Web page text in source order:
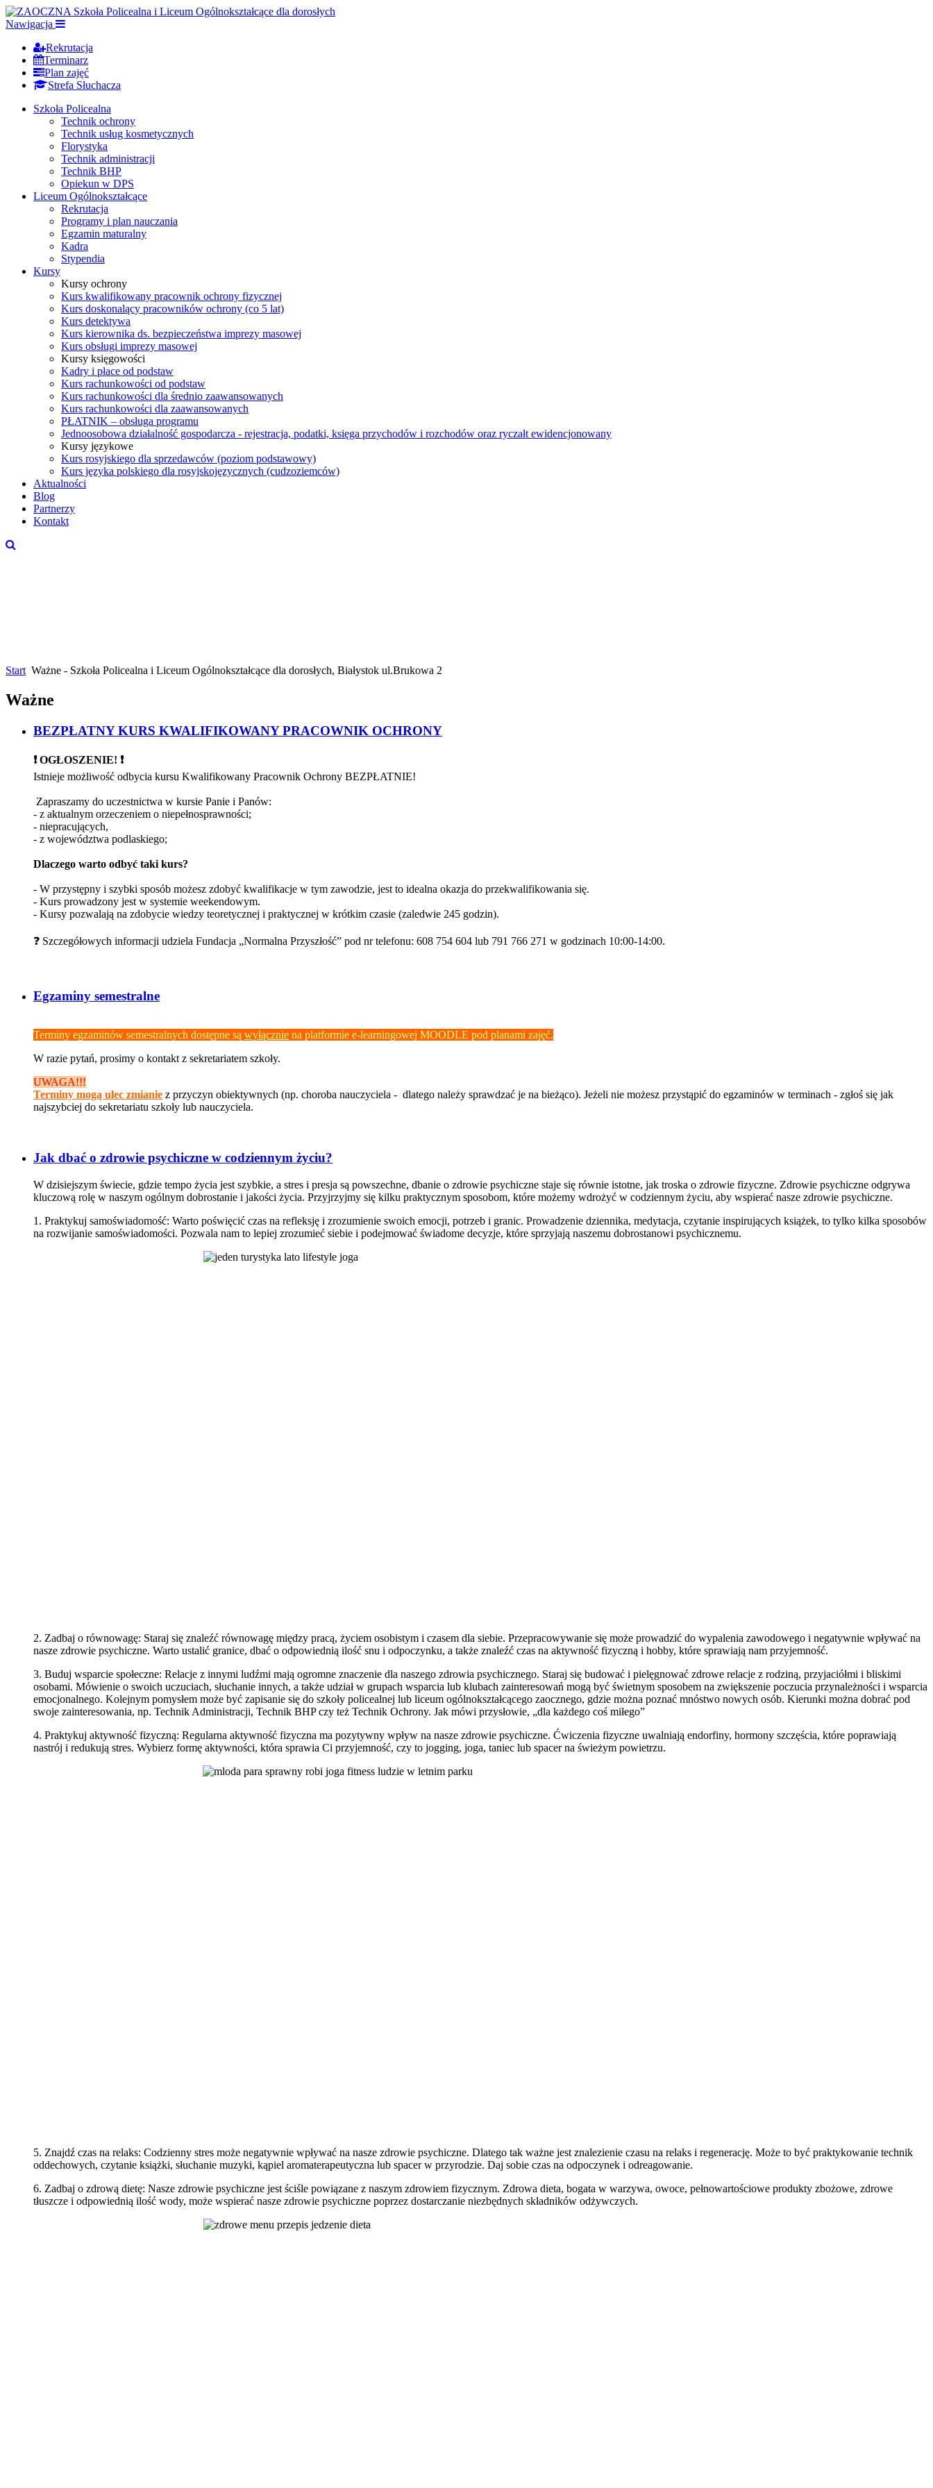
Nawigacja
Rekrutacja
Terminarz
Plan zajęć
Strefa Słuchacza
Szkoła Policealna
Technik ochrony
Technik usług kosmetycznych
Florystyka
Technik administracji
Technik BHP
Opiekun w DPS
Liceum Ogólnokształcące
Rekrutacja
Programy i plan nauczania
Egzamin maturalny
Kadra
Stypendia
Kursy
Kursy ochrony
Kurs kwalifikowany pracownik ochrony fizycznej
Kurs doskonalący pracowników ochrony (co 5 lat)
Kurs detektywa
Kurs kierownika ds. bezpieczeństwa imprezy masowej
Kurs obsługi imprezy masowej
Kursy księgowości
Kadry i płace od podstaw
Kurs rachunkowości od podstaw
Kurs rachunkowości dla średnio zaawansowanych
Kurs rachunkowości dla zaawansowanych
PŁATNIK – obsługa programu
Jednoosobowa działalność gospodarcza - rejestracja, podatki, księga przychodów i rozchodów oraz ryczałt ewidencjonowany
Kursy językowe
Kurs rosyjskiego dla sprzedawców (poziom podstawowy)
Kurs języka polskiego dla rosyjskojęzycznych (cudzoziemców)
Aktualności
Blog
Partnerzy
Kontakt
Start Ważne - Szkoła Policealna i Liceum Ogólnokształcące dla dorosłych, Białystok ul.Brukowa 2
Ważne
BEZPŁATNY KURS KWALIFIKOWANY PRACOWNIK OCHRONY
❗️ OGŁOSZENIE! ❗️
Istnieje możliwość odbycia kursu Kwalifikowany Pracownik Ochrony BEZPŁATNIE!
Zapraszamy do uczestnictwa w kursie Panie i Panów:
- z aktualnym orzeczeniem o niepełnosprawności;
- niepracujących,
- z województwa podlaskiego;
Dlaczego warto odbyć taki kurs?
- W przystępny i szybki sposób możesz zdobyć kwalifikacje w tym zawodzie, jest to idealna okazja do przekwalifikowania się.
- Kurs prowadzony jest w systemie weekendowym.
- Kursy pozwalają na zdobycie wiedzy teoretycznej i praktycznej w krótkim czasie (zaledwie 245 godzin).
❓ Szczegółowych informacji udziela Fundacja „Normalna Przyszłość” pod nr telefonu: 608 754 604 lub 791 766 271 w godzinach 10:00-14:00.
Egzaminy semestralne
Terminy egzaminów semestralnych dostępne są wyłącznie na platformie e-learningowej MOODLE pod planami zajęć.
W razie pytań, prosimy o kontakt z sekretariatem szkoły.
UWAGA!!!
Terminy mogą ulec zmianie z przyczyn obiektywnych (np. choroba nauczyciela - dlatego należy sprawdzać je na bieżąco). Jeżeli nie możesz przystąpić do egzaminów w terminach - zgłoś się jak
najszybciej do sekretariatu szkoły lub nauczyciela.
Jak dbać o zdrowie psychiczne w codziennym życiu?
W dzisiejszym świecie, gdzie tempo życia jest szybkie, a stres i presja są powszechne, dbanie o zdrowie psychiczne staje się równie istotne, jak troska o zdrowie fizyczne. Zdrowie psychiczne odgrywa
kluczową rolę w naszym ogólnym dobrostanie i jakości życia. Przyjrzyjmy się kilku praktycznym sposobom, które możemy wdrożyć w codziennym życiu, aby wspierać nasze zdrowie psychiczne.
1. Praktykuj samoświadomość: Warto poświęcić czas na refleksję i zrozumienie swoich emocji, potrzeb i granic. Prowadzenie dziennika, medytacja, czytanie inspirujących książek, to tylko kilka sposobów
na rozwijanie samoświadomości. Pozwala nam to lepiej zrozumieć siebie i podejmować świadome decyzje, które sprzyjają naszemu dobrostanowi psychicznemu.
2. Zadbaj o równowagę: Staraj się znaleźć równowagę między pracą, życiem osobistym i czasem dla siebie. Przepracowywanie się może prowadzić do wypalenia zawodowego i negatywnie wpływać na
nasze zdrowie psychiczne. Warto ustalić granice, dbać o odpowiednią ilość snu i odpoczynku, a także znaleźć czas na aktywność fizyczną i hobby, które sprawiają nam przyjemność.
3. Buduj wsparcie społeczne: Relacje z innymi ludźmi mają ogromne znaczenie dla naszego zdrowia psychicznego. Staraj się budować i pielęgnować zdrowe relacje z rodziną, przyjaciółmi i bliskimi
osobami. Mówienie o swoich uczuciach, słuchanie innych, a także udział w grupach wsparcia lub klubach zainteresowań mogą być świetnym sposobem na zwiększenie poczucia przynależności i wsparcia
emocjonalnego. Kolejnym pomysłem może być zapisanie się do szkoły policealnej lub liceum ogólnokształcącego zaocznego, gdzie można poznać mnóstwo nowych osób. Kierunki można dobrać pod
swoje zainteresowania, np. Technik Administracji, Technik BHP czy też Technik Ochrony. Jak mówi przysłowie, „dla każdego coś miłego”
4. Praktykuj aktywność fizyczną: Regularna aktywność fizyczna ma pozytywny wpływ na nasze zdrowie psychiczne. Ćwiczenia fizyczne uwalniają endorfiny, hormony szczęścia, które poprawiają
nastrój i redukują stres. Wybierz formę aktywności, która sprawia Ci przyjemność, czy to jogging, joga, taniec lub spacer na świeżym powietrzu.
5. Znajdź czas na relaks: Codzienny stres może negatywnie wpływać na nasze zdrowie psychiczne. Dlatego tak ważne jest znalezienie czasu na relaks i regenerację. Może to być praktykowanie technik
oddechowych, czytanie książki, słuchanie muzyki, kąpiel aromaterapeutyczna lub spacer w przyrodzie. Daj sobie czas na odpoczynek i odreagowanie.
6. Zadbaj o zdrową dietę: Nasze zdrowie psychiczne jest ściśle powiązane z naszym zdrowiem fizycznym. Zdrowa dieta, bogata w warzywa, owoce, pełnowartościowe produkty zbożowe, zdrowe
tłuszcze i odpowiednią ilość wody, może wspierać nasze zdrowie psychiczne poprzez dostarczanie niezbędnych składników odżywczych.